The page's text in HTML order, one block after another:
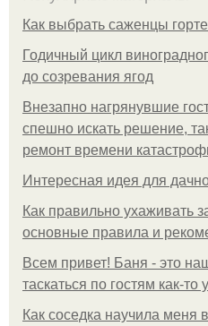
Как выбрать саженцы
Годичный цикл
до созревания ягод
Внезапно нагрянувшие
спешно искать решение,
ремонт времени
Интересная идея для
Как правильно ухаживать
основные правила и
Всем привет! Баня - это
таскаться по гостям как-то
Как соседка научила